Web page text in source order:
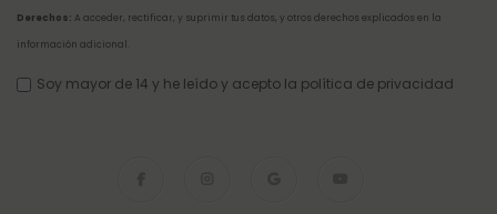
Derechos: A acceder, rectificar, y suprimir tus datos, y otros derechos explicados en la
información adicional
Soy mayor de 14 y he leído y acepto la política de privacidad